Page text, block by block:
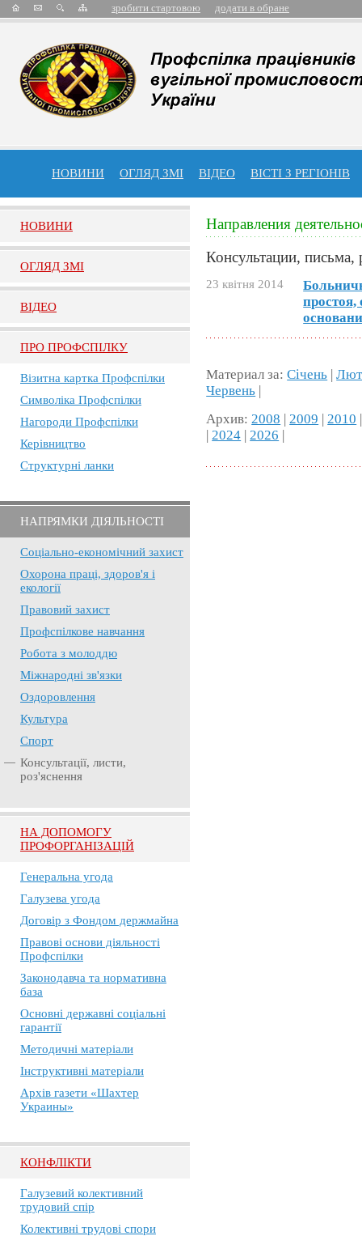
зробити стартовою додати в обране
НОВИНИ ОГЛЯД ЗМІ ВІДЕО ВІСТІ З РЕГІОНІВ
НОВИНИ
ОГЛЯД ЗМI
ВIДЕО
ПРО ПРОФСПIЛКУ
Візитна картка Профспілки
Символіка Профспілки
Нагороди Профспілки
Керівництво
Структурні ланки
НАПРЯМКИ ДІЯЛЬНОСТІ
Соціально-економічний захист
Охорона праці, здоров'я і
екології
Правовий захист
Профспілкове навчання
Робота з молоддю
Міжнародні зв'язки
Оздоровлення
Культура
Спорт
Консультації, листи,
роз'яснення
НА ДОПОМОГУ
ПРОФОРГАНІЗАЦІЙ
Генеральна угода
Галузева угода
Договір з Фондом держмайна
Правові основи діяльності
Профспілки
Законодавча та нормативна
база
Основні державні соціальні
гарантії
Методичні матеріали
Інструктивні матеріали
Архів газети «Шахтер
Украины»
КОНФЛІКТИ
Галузевий колективний
трудовий спір
Колективні трудові спори
Направления
Консультации, письма,
23 квітня 2014
Материал за:Січень |
Червень |
Архив: 2008 | 2009 | 2010
| 2024 | 2026 |